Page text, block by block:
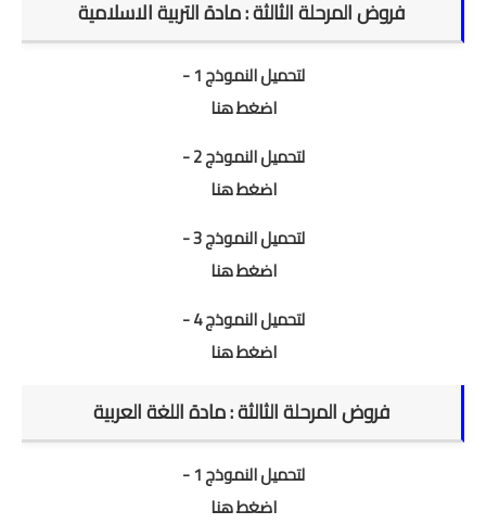
فروض المرحلة الثالثة : مادة التربية الاسلامية
لتحميل النموذج 1 -
اضغط هنا
لتحميل النموذج 2 -
اضغط هنا
لتحميل النموذج 3 -
اضغط هنا
لتحميل النموذج 4 -
اضغط هنا
فروض المرحلة الثالثة : مادة اللغة العربية
لتحميل النموذج 1 -
اضغط هنا